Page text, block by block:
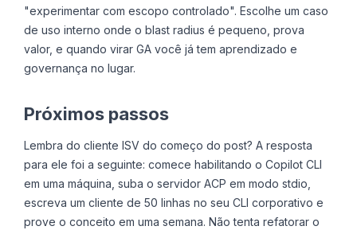
"experimentar com escopo controlado". Escolhe um caso
de uso interno onde o blast radius é pequeno, prova
valor, e quando virar GA você já tem aprendizado e
governança no lugar.
Próximos passos
Lembra do cliente ISV do começo do post? A resposta
para ele foi a seguinte: comece habilitando o Copilot CLI
em uma máquina, suba o servidor ACP em modo stdio,
escreva um cliente de 50 linhas no seu CLI corporativo e
prove o conceito em uma semana. Não tenta refatorar o